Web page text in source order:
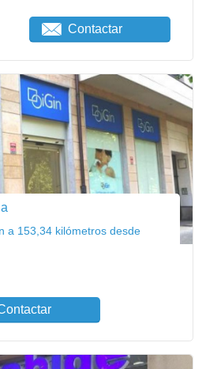
Contactar
a 153,34 kilómetros desde